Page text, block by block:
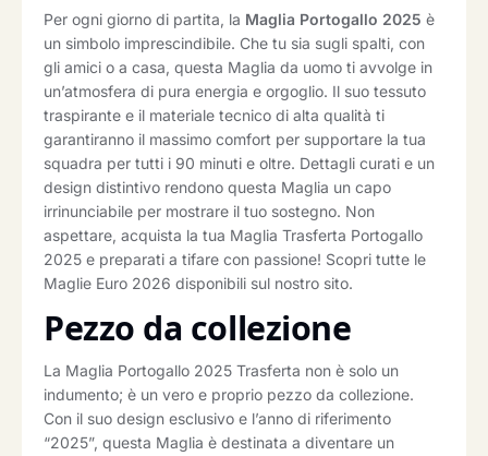
Per ogni giorno di partita, la Maglia Portogallo 2025 è
un simbolo imprescindibile. Che tu sia sugli spalti, con
gli amici o a casa, questa Maglia da uomo ti avvolge in
un’atmosfera di pura energia e orgoglio. Il suo tessuto
traspirante e il materiale tecnico di alta qualità ti
garantiranno il massimo comfort per supportare la tua
squadra per tutti i 90 minuti e oltre. Dettagli curati e un
design distintivo rendono questa Maglia un capo
irrinunciabile per mostrare il tuo sostegno. Non
aspettare, acquista la tua Maglia Trasferta Portogallo
2025 e preparati a tifare con passione! Scopri tutte le
Maglie Euro 2026 disponibili sul nostro sito.
Pezzo da collezione
La Maglia Portogallo 2025 Trasferta non è solo un
indumento; è un vero e proprio pezzo da collezione.
Con il suo design esclusivo e l’anno di riferimento
“2025”, questa Maglia è destinata a diventare un